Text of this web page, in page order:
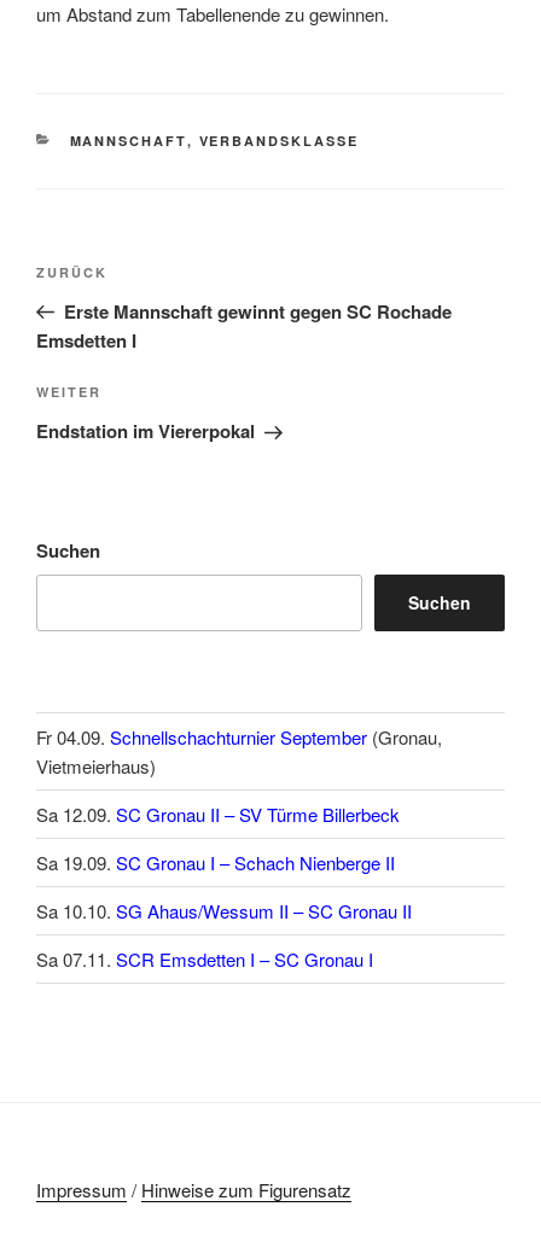
um Abstand zum Tabellenende zu gewinnen.
KATEGORIEN
MANNSCHAFT, VERBANDSKLASSE
Beitragsnavigation
Vorheriger
Beitrag
ZURÜCK
Erste Mannschaft gewinnt gegen SC Rochade
Emsdetten I
Nächster
Beitrag
WEITER
Endstation im Viererpokal
Suchen
Suchen
Fr 04.09. Schnellschachturnier September (Gronau,
Vietmeierhaus)
Sa 12.09. SC Gronau II – SV Türme Billerbeck
Sa 19.09. SC Gronau I – Schach Nienberge II
Sa 10.10. SG Ahaus/Wessum II – SC Gronau II
Sa 07.11. SCR Emsdetten I – SC Gronau I
Impressum / Hinweise zum Figurensatz